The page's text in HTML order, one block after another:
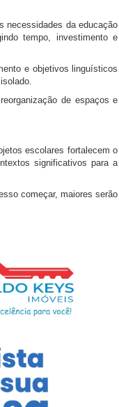
necessidades da educação
tempo, investimento e
e objetivos linguísticos
de espaços e
escolares fortalecem o
significativos para a
começar, maiores serão